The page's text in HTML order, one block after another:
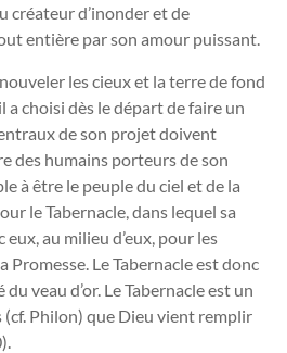
créateur d’inonder et de
entière par son amour puissant.
les cieux et la terre de fond
a choisi dès le départ de faire un
de son projet doivent
des humains porteurs de son
à être le peuple du ciel et de la
le Tabernacle, dans lequel sa
au milieu d’eux, pour les
Promesse. Le Tabernacle est donc
veau d’or. Le Tabernacle est un
Philon) que Dieu vient remplir